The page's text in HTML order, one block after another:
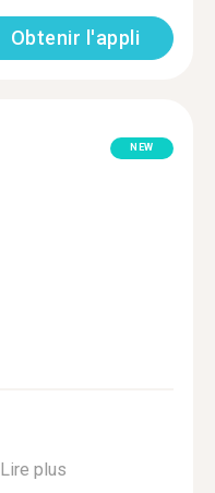
Obtenir l'appli
NEW
Lire plus